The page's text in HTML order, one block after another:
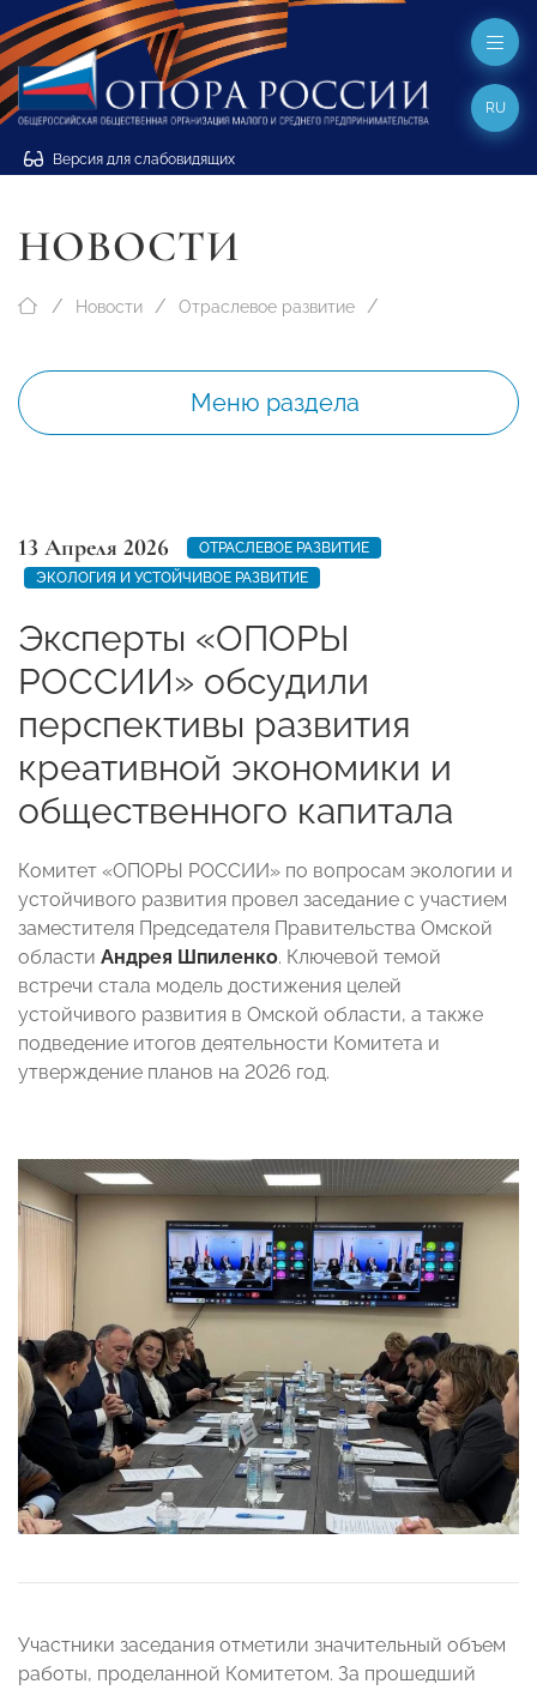
Версия для слабовидящих
RU
НОВОСТИ
Новости Отраслевое развитие
Меню раздела
13 Апреля 2026
ОТРАСЛЕВОЕ РАЗВИТИЕ
ЭКОЛОГИЯ И УСТОЙЧИВОЕ РАЗВИТИЕ
Эксперты «ОПОРЫ
РОССИИ» обсудили
перспективы развития
креативной экономики и
общественного капитала
Комитет «ОПОРЫ РОССИИ» по вопросам экологии и
устойчивого развития провел заседание с участием
заместителя Председателя Правительства Омской
области Андрея Шпиленко. Ключевой темой
встречи стала модель достижения целей
устойчивого развития в Омской области, а также
подведение итогов деятельности Комитета и
утверждение планов на 2026 год.
Участники заседания отметили значительный объем
работы, проделанной Комитетом. За прошедший